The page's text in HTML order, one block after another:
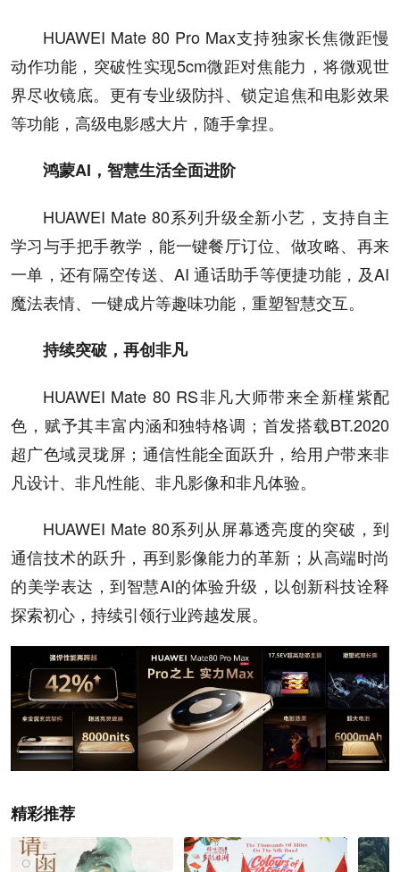
HUAWEI Mate 80 Pro Max支持独家长焦微距慢
动作功能，突破性实现5cm微距对焦能力，将微观世
界尽收镜底。更有专业级防抖、锁定追焦和电影效果
等功能，高级电影感大片，随手拿捏。
鸿蒙AI，智慧生活全面进阶
HUAWEI Mate 80系列升级全新小艺，支持自主
学习与手把手教学，能一键餐厅订位、做攻略、再来
一单，还有隔空传送、AI 通话助手等便捷功能，及AI
魔法表情、一键成片等趣味功能，重塑智慧交互。
持续突破，再创非凡
HUAWEI Mate 80 RS非凡大师带来全新槿紫配
色，赋予其丰富内涵和独特格调；首发搭载BT.2020
超广色域灵珑屏；通信性能全面跃升，给用户带来非
凡设计、非凡性能、非凡影像和非凡体验。
HUAWEI Mate 80系列从屏幕透亮度的突破，到
通信技术的跃升，再到影像能力的革新；从高端时尚
的美学表达，到智慧AI的体验升级，以创新科技诠释
探索初心，持续引领行业跨越发展。
精彩推荐